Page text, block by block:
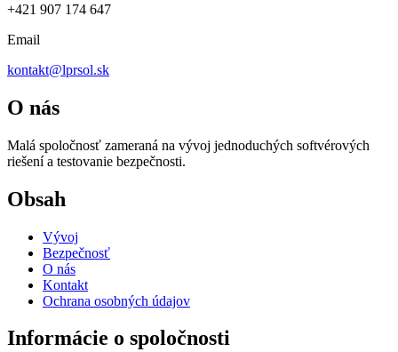
+421 907 174 647
Email
kontakt@lprsol.sk
O nás
Malá spoločnosť zameraná na vývoj jednoduchých softvérových
riešení a testovanie bezpečnosti.
Obsah
Vývoj
Bezpečnosť
O nás
Kontakt
Ochrana osobných údajov
Informácie o spoločnosti